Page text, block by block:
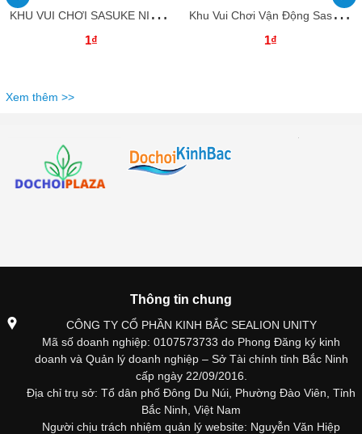
K
HU VUI CHƠI SASUKE NINJA KBSSK30_Đường đua vượt chướng ngại vật
1₫
K
hu Vui Chơi Vận Động Sasuke Vượt Chướng Ngại Vật KBSSK29
1₫
Xem thêm >>
Thông tin chung
CÔNG TY CỔ PHẦN KINH BẮC SEALION UNITY
Mã số doanh nghiệp: 0107573733 do Phong Đăng ký kinh
doanh và Quản lý doanh nghiệp – Sở Tài chính tỉnh Bắc Ninh
cấp ngày 22/09/2016.
Địa chỉ trụ sở: Tổ dân phố Đông Du Núi, Phường Đào Viên, Tỉnh
Bắc Ninh, Việt Nam
Người chịu trách nhiệm quản lý website: Nguyễn Văn Hiệp